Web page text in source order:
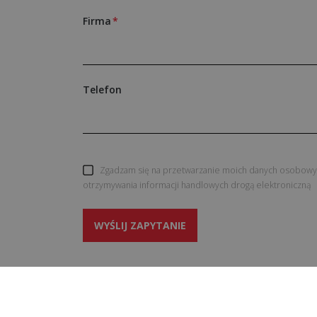
Firma
Telefon
Zgadzam się na przetwarzanie moich danych
otrzymywania informacji handlowych drogą elektroniczną
WYŚLIJ ZAPYTANIE